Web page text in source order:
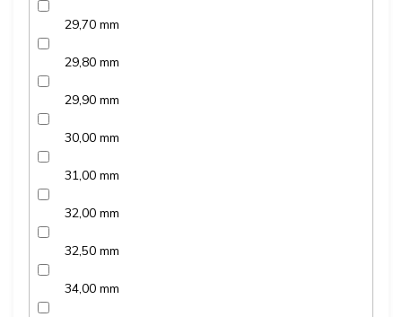
29,70 mm
29,80 mm
29,90 mm
30,00 mm
31,00 mm
32,00 mm
32,50 mm
34,00 mm